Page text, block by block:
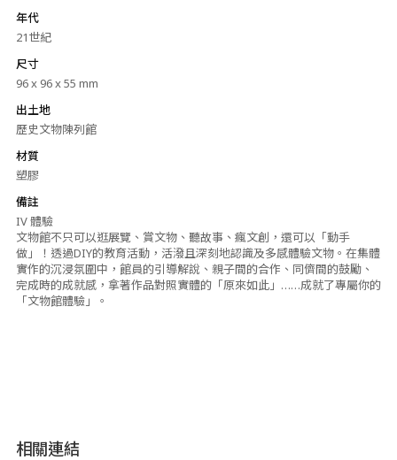
年代
21世紀
尺寸
96 x 96 x 55 mm
出土地
歷史文物陳列館
材質
塑膠
備註
IV 體驗
文物館不只可以逛展覽、賞文物、聽故事、瘋文創，還可以「動手
做」！透過DIY的教育活動，活潑且深刻地認識及多感體驗文物。在集體
實作的沉浸氛圍中，館員的引導解說、親子間的合作、同儕間的鼓勵、
完成時的成就感，拿著作品對照實體的「原來如此」……成就了專屬你的
「文物館體驗」。
相關連結